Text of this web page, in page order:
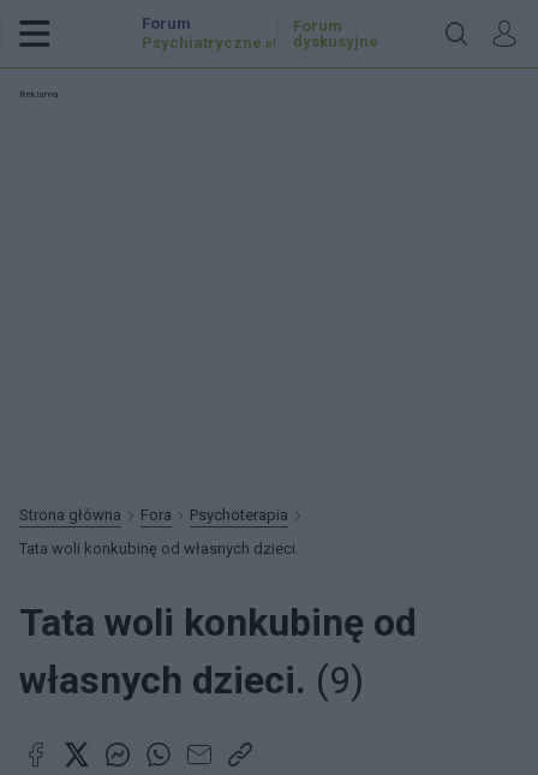
Forum
Psychiatryczne .pl
Forum
dyskusyjne
Reklama:
Strona główna Fora
Psychoterapia
Tata woli konkubinę od własnych dzieci.
Tata woli konkubinę od
własnych dzieci. (9)